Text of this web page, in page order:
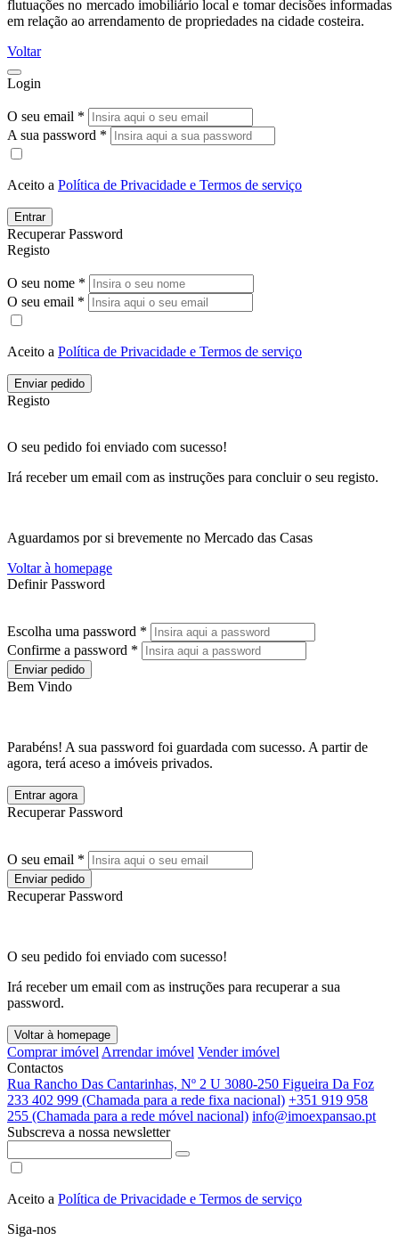
flutuações no mercado imobiliário local e tomar decisões informadas
em relação ao arrendamento de propriedades na cidade costeira.
Voltar
Login
O seu email *
A sua password *
Aceito a Política de Privacidade e Termos de serviço
Entrar
Recuperar Password
Registo
O seu nome *
O seu email *
Aceito a Política de Privacidade e Termos de serviço
Enviar pedido
Registo
O seu pedido foi enviado com sucesso!
Irá receber um email com as instruções para concluir o seu registo.
Aguardamos por si brevemente no Mercado das Casas
Voltar à homepage
Definir Password
Escolha uma password *
Confirme a password *
Enviar pedido
Bem Vindo
Parabéns! A sua password foi guardada com sucesso. A partir de
agora, terá aceso a imóveis privados.
Entrar agora
Recuperar Password
O seu email *
Enviar pedido
Recuperar Password
O seu pedido foi enviado com sucesso!
Irá receber um email com as instruções para recuperar a sua
password.
Voltar à homepage
Comprar imóvel Arrendar imóvel Vender imóvel
Contactos
Rua Rancho Das Cantarinhas, Nº 2 U 3080-250 Figueira Da Foz
233 402 999 (Chamada para a rede fixa nacional) +351 919 958
255 (Chamada para a rede móvel nacional) info@imoexpansao.pt
Subscreva a nossa newsletter
Aceito a Política de Privacidade e Termos de serviço
Siga-nos